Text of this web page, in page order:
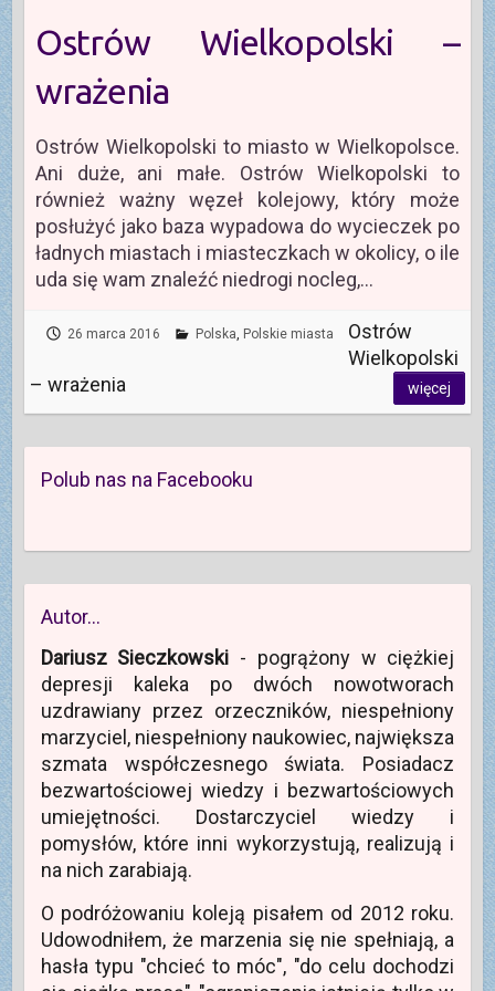
Ostrów Wielkopolski –
wrażenia
Ostrów Wielkopolski to miasto w Wielkopolsce.
Ani duże, ani małe. Ostrów Wielkopolski to
również ważny węzeł kolejowy, który może
posłużyć jako baza wypadowa do wycieczek po
ładnych miastach i miasteczkach w okolicy, o ile
uda się wam znaleźć niedrogi nocleg,…
26 marca 2016 Polska Polskie miasta
Ostrów
Wielkopolski
– wrażenia
więcej
Polub nas na Facebooku
Autor…
Dariusz Sieczkowski - pogrążony w ciężkiej
depresji kaleka po dwóch nowotworach
uzdrawiany przez orzeczników, niespełniony
marzyciel, niespełniony naukowiec, największa
szmata współczesnego świata. Posiadacz
bezwartościowej wiedzy i bezwartościowych
umiejętności. Dostarczyciel wiedzy i
pomysłów, które inni wykorzystują, realizują i
na nich zarabiają.
O podróżowaniu koleją pisałem od 2012 roku.
Udowodniłem, że marzenia się nie spełniają, a
hasła typu "chcieć to móc", "do celu dochodzi